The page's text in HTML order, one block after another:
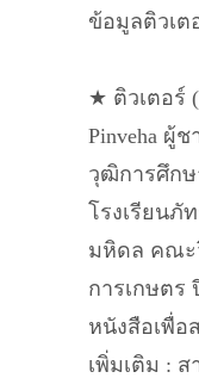
ข้อมูลติวเต
★ ติวเตอร์
Pinveha ผู้ช
วุฒิการศึกษ
โรงเรียน
มหิดล คณะ
การเกษตร
หนังสือเพื่อ
เพิ่มเติม : ส